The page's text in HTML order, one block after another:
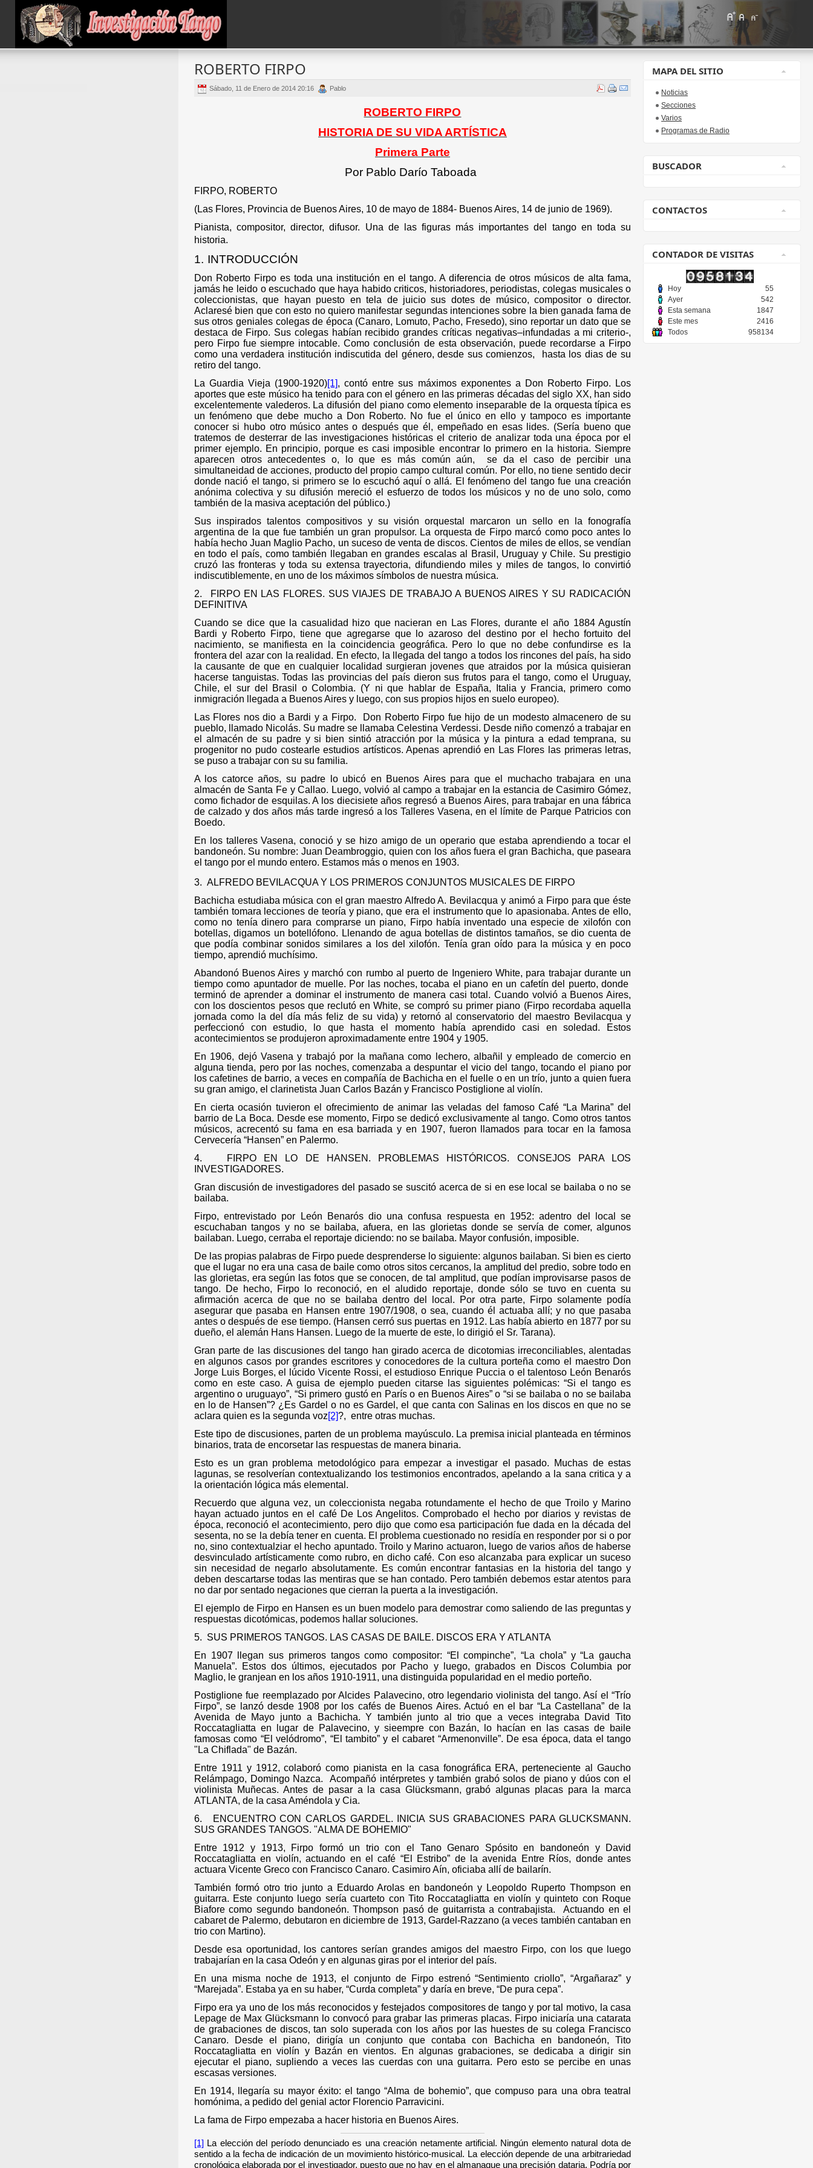
ROBERTO FIRPO
Sábado, 11 de Enero de 2014 20:16 Pablo
ROBERTO FIRPO
HISTORIA DE SU VIDA ARTÍSTICA
Primera Parte
Por Pablo Darío Taboada
FIRPO, ROBERTO
(Las Flores, Provincia de Buenos Aires, 10 de mayo de 1884- Buenos Aires, 14 de junio de 1969).
Pianista, compositor, director, difusor. Una de las figuras más importantes del tango en toda su
historia.
1. INTRODUCCIÓN
Don Roberto Firpo es toda una institución en el tango. A diferencia de otros músicos de alta fama,
jamás he leido o escuchado que haya habido criticos, historiadores, periodistas, colegas musicales o
coleccionistas, que hayan puesto en tela de juicio sus dotes de músico, compositor o director.
Aclaresé bien que con esto no quiero manifestar segundas intenciones sobre la bien ganada fama de
sus otros geniales colegas de época (Canaro, Lomuto, Pacho, Fresedo), sino reportar un dato que se
destaca de Firpo. Sus colegas habían recibido grandes críticas negativas–infundadas a mi criterio-,
pero Firpo fue siempre intocable. Como conclusión de esta observación, puede recordarse a Firpo
como una verdadera institución indiscutida del género, desde sus comienzos,
hasta los dias de su
retiro del tango.
La Guardia Vieja (1900-1920)[1], contó entre sus máximos exponentes a Don Roberto Firpo. Los
aportes que este músico ha tenido para con el género en las primeras décadas del siglo XX, han sido
excelentemente valederos. La difusión del piano como elemento inseparable de la orquesta típica es
un fenómeno que debe mucho a Don Roberto. No fue el único en ello y tampoco es importante
conocer si hubo otro músico antes o después que él, empeñado en esas lides. (Sería bueno que
tratemos de desterrar de las investigaciones históricas el criterio de analizar toda una época por el
primer ejemplo. En principio, porque es casi imposible encontrar lo primero en la historia. Siempre
aparecen otros antecedentes o, lo que es más común aún,
se da el caso de percibir una
simultaneidad de acciones, producto del propio campo cultural común. Por ello, no tiene sentido decir
donde nació el tango, si primero se lo escuchó aquí o allá. El fenómeno del tango fue una creación
anónima colectiva y su difusión mereció el esfuerzo de todos los músicos y no de uno solo, como
también de la masiva aceptación del público.)
Sus inspirados talentos compositivos y su visión orquestal marcaron un sello en la fonografía
argentina de la que fue también un gran propulsor. La orquesta de Firpo marcó como poco antes lo
había hecho Juan Maglio Pacho, un suceso de venta de discos. Cientos de miles de ellos, se vendían
en todo el país, como también llegaban en grandes escalas al Brasil, Uruguay y Chile. Su prestigio
cruzó las fronteras y toda su extensa trayectoria, difundiendo miles y miles de tangos, lo convirtió
indiscutiblemente, en uno de los máximos símbolos de nuestra música.
2.
FIRPO EN LAS FLORES. SUS VIAJES DE TRABAJO A BUENOS AIRES Y SU RADICACIÓN
DEFINITIVA
Cuando se dice que la casualidad hizo que nacieran en Las Flores, durante el año 1884 Agustín
Bardi y Roberto Firpo, tiene que agregarse que lo azaroso del destino por el hecho fortuito del
nacimiento, se manifiesta en la coincidencia geográfica. Pero lo que no debe confundirse es la
frontera del azar con la realidad. En efecto, la llegada del tango a todos los rincones del país, ha sido
la causante de que en cualquier localidad surgieran jovenes que atraidos por la música quisieran
hacerse tanguistas. Todas las provincias del país dieron sus frutos para el tango, como el Uruguay,
Chile, el sur del Brasil o Colombia. (Y ni que hablar de España, Italia y Francia, primero como
inmigración llegada a Buenos Aires y luego, con sus propios hijos en suelo europeo).
Las Flores nos dio a Bardi y a Firpo.
Don Roberto Firpo fue hijo de un modesto almacenero de su
pueblo, llamado Nicolás. Su madre se llamaba Celestina Verdessi. Desde niño comenzó a trabajar en
el almacén de su padre y si bien sintió atracción por la música y la pintura a edad temprana, su
progenitor no pudo costearle estudios artísticos. Apenas aprendió en Las Flores las primeras letras,
se puso a trabajar con su su familia.
A los catorce años, su padre lo ubicó en Buenos Aires para que el muchacho trabajara en una
almacén de Santa Fe y Callao. Luego, volvió al campo a trabajar en la estancia de Casimiro Gómez,
como fichador de esquilas. A los diecisiete años regresó a Buenos Aires, para trabajar en una fábrica
de calzado y dos años más tarde ingresó a los Talleres Vasena, en el límite de Parque Patricios con
Boedo.
En los talleres Vasena, conoció y se hizo amigo de un operario que estaba aprendiendo a tocar el
bandoneón. Su nombre: Juan Deambroggio, quien con los años fuera el gran Bachicha, que paseara
el tango por el mundo entero. Estamos más o menos en 1903.
3. ALFREDO BEVILACQUA Y LOS PRIMEROS CONJUNTOS MUSICALES DE FIRPO
Bachicha estudiaba música con el gran maestro Alfredo A. Bevilacqua y animó a Firpo para que éste
también tomara lecciones de teoría y piano, que era el instrumento que lo apasionaba. Antes de ello,
como no tenía dinero para comprarse un piano, Firpo había inventado una especie de xilofón con
botellas, digamos un botellófono. Llenando de agua botellas de distintos tamaños, se dio cuenta de
que podía combinar sonidos similares a los del xilofón. Tenía gran oído para la música y en poco
tiempo, aprendió muchísimo.
Abandonó Buenos Aires y marchó con rumbo al puerto de Ingeniero White, para trabajar durante un
tiempo como apuntador de muelle. Por las noches, tocaba el piano en un cafetín del puerto, donde
terminó de aprender a dominar el instrumento de manera casi total. Cuando volvió a Buenos Aires,
con los doscientos pesos que reclutó en White, se compró su primer piano (Firpo recordaba aquella
jornada como la del día más feliz de su vida) y retornó al conservatorio del maestro Bevilacqua y
perfeccionó con estudio, lo que hasta el momento había aprendido casi en soledad.
Estos
acontecimientos se produjeron aproximadamente entre 1904 y 1905.
En 1906, dejó Vasena y trabajó por la mañana como lechero, albañil y empleado de comercio en
alguna tienda, pero por las noches, comenzaba a despuntar el vicio del tango, tocando el piano por
los cafetines de barrio, a veces en compañía de Bachicha en el fuelle o en un trío, junto a quien fuera
su gran amigo, el clarinetista Juan Carlos Bazán y Francisco Postiglione al violín.
En cierta ocasión tuvieron el ofrecimiento de animar las veladas del famoso Café “La Marina” del
barrio de La Boca. Desde ese momento, Firpo se dedicó exclusivamente al tango. Como otros tantos
músicos, acrecentó su fama en esa barriada y en 1907, fueron llamados para tocar en la famosa
Cervecería “Hansen” en Palermo.
4.
FIRPO EN LO DE HANSEN. PROBLEMAS HISTÓRICOS. CONSEJOS PARA LOS
INVESTIGADORES.
Gran discusión de investigadores del pasado se suscitó acerca de si en ese local se bailaba o no se
bailaba.
Firpo, entrevistado por León Benarós dio una confusa respuesta en 1952: adentro del local se
escuchaban tangos y no se bailaba, afuera, en las glorietas donde se servía de comer, algunos
bailaban. Luego, cerraba el reportaje diciendo: no se bailaba. Mayor confusión, imposible.
De las propias palabras de Firpo puede desprenderse lo siguiente: algunos bailaban. Si bien es cierto
que el lugar no era una casa de baile como otros sitos cercanos, la amplitud del predio, sobre todo en
las glorietas, era según las fotos que se conocen, de tal amplitud, que podían improvisarse pasos de
tango. De hecho, Firpo lo reconoció, en el aludido reportaje, donde sólo se tuvo en cuenta su
afirmación acerca de que no se bailaba dentro del local. Por otra parte, Firpo solamente podía
asegurar que pasaba en Hansen entre 1907/1908, o sea, cuando él actuaba allí; y no que pasaba
antes o después de ese tiempo. (Hansen cerró sus puertas en 1912. Las había abierto en 1877 por su
dueño, el alemán Hans Hansen. Luego de la muerte de este, lo dirigió el Sr. Tarana).
Gran parte de las discusiones del tango han girado acerca de dicotomias irreconciliables, alentadas
en algunos casos por grandes escritores y conocedores de la cultura porteña como el maestro Don
Jorge Luis Borges, el lúcido Vicente Rossi, el estudioso Enrique Puccia o el talentoso León Benarós
como en este caso. A guisa de ejemplo pueden citarse las siguientes polémicas: “Si el tango es
argentino o uruguayo”, “Si primero gustó en París o en Buenos Aires” o “si se bailaba o no se bailaba
en lo de Hansen”? ¿Es Gardel o no es Gardel, el que canta con Salinas en los discos en que no se
aclara quien es la segunda voz[2]?, entre otras muchas.
Este tipo de discusiones, parten de un problema mayúsculo. La premisa inicial planteada en términos
binarios, trata de encorsetar las respuestas de manera binaria.
Esto es un gran problema metodológico para empezar a investigar el pasado.
Muchas de estas
lagunas, se resolverían contextualizando los testimonios encontrados, apelando a la sana critica y a
la orientación lógica más elemental.
Recuerdo que alguna vez, un coleccionista negaba rotundamente el hecho de que Troilo y Marino
hayan actuado juntos en el café De Los Angelitos. Comprobado el hecho por diarios y revistas de
época, reconoció el acontecimiento, pero dijo que como esa participación fue dada en la década del
sesenta, no se la debía tener en cuenta. El problema cuestionado no residía en responder por si o por
no, sino contextualziar el hecho apuntado. Troilo y Marino actuaron, luego de varios años de haberse
desvinculado artísticamente como rubro, en dicho café. Con eso alcanzaba para explicar un suceso
sin necesidad de negarlo absolutamente. Es común encontrar fantasias en la historia del tango y
deben descartarse todas las mentiras que se han contado. Pero también debemos estar atentos para
no dar por sentado negaciones que cierran la puerta a la investigación.
El ejemplo de Firpo en Hansen es un buen modelo para demostrar como saliendo de las preguntas y
respuestas dicotómicas, podemos hallar soluciones.
5. SUS PRIMEROS TANGOS. LAS CASAS DE BAILE. DISCOS ERAY ATLANTA
En 1907 llegan sus primeros tangos como compositor: “El compinche”, “La chola” y “La gaucha
Manuela”. Estos dos últimos, ejecutados por Pacho y luego, grabados en Discos Columbia por
Maglio, le granjean en los años 1910-1911, una distinguida popularidad en el medio porteño.
Postiglione fue reemplazado por Alcides Palavecino, otro legendario violinista del tango. Así el “Trío
Firpo”, se lanzó desde 1908 por los cafés de Buenos Aires. Actuó en el bar “La Castellana” de la
Avenida de Mayo junto a Bachicha. Y también junto al trio que a veces integraba David Tito
Roccatagliatta en lugar de Palavecino, y sieempre con Bazán, lo hacían en las casas de baile
famosas como “El velódromo”, “El tambito” y el cabaret “Armenonville”. De esa época, data el tango
"La Chiflada" de Bazán.
Entre 1911 y 1912, colaboró como pianista en la casa fonográfica ERA, perteneciente al Gaucho
Relámpago, Domingo Nazca.
Acompañó intérpretes y también grabó solos de piano y dúos con el
violinista Muñecas. Antes de pasar a la casa Glücksmann, grabó algunas placas para la marca
ATLANTA, de la casa Améndola y Cia.
6.
ENCUENTRO CON CARLOS GARDEL. INICIA SUS GRABACIONES PARA GLUCKSMANN.
SUS GRANDES TANGOS. "ALMA DE BOHEMIO"
Entre 1912 y 1913, Firpo formó un trio con el Tano Genaro Spósito en bandoneón y David
Roccatagliatta en violín, actuando en el café “El Estribo” de la avenida Entre Ríos, donde antes
actuara Vicente Greco con Francisco Canaro. Casimiro Aín, oficiaba allí de bailarín.
También formó otro trio junto a Eduardo Arolas en bandoneón y Leopoldo Ruperto Thompson en
guitarra. Este conjunto luego sería cuarteto con Tito Roccatagliatta en violín y quinteto con Roque
Biafore como segundo bandoneón. Thompson pasó de guitarrista a contrabajista.
Actuando en el
cabaret de Palermo, debutaron en diciembre de 1913, Gardel-Razzano (a veces también cantaban en
trio con Martino).
Desde esa oportunidad, los cantores serían grandes amigos del maestro Firpo, con los que luego
trabajarían en la casa Odeón y en algunas giras por el interior del país.
En una misma noche de 1913, el conjunto de Firpo estrenó “Sentimiento criollo”, “Argañaraz” y
“Marejada”. Estaba ya en su haber, “Curda completa” y daría en breve, “De pura cepa”.
Firpo era ya uno de los más reconocidos y festejados compositores de tango y por tal motivo, la casa
Lepage de Max Glücksmann lo convocó para grabar las primeras placas. Firpo iniciaría una catarata
de grabaciones de discos, tan solo superada con los años por las huestes de su colega Francisco
Canaro. Desde el piano, dirigía un conjunto que contaba con Bachicha en bandoneón, Tito
Roccatagliatta en violín y Bazán en vientos.
En algunas grabaciones, se dedicaba a dirigir sin
ejecutar el piano, supliendo a veces las cuerdas con una guitarra. Pero esto se percibe en unas
escasas versiones.
En 1914, llegaría su mayor éxito: el tango “Alma de bohemio”, que compuso para una obra teatral
homónima, a pedido del genial actor Florencio Parravicini.
La fama de Firpo empezaba a hacer historia en Buenos Aires.
[1]
La elección del período denunciado es una creación netamente artificial. Ningún elemento natural dota de
sentido a la fecha de indicación de un movimiento histórico-musical. La elección depende de una arbitrariedad
cronológica elaborada por el investigador, puesto que no hay en el almanaque una precisión dataria. Podría por
MAPA DEL SITIO
Noticias
Secciones
Varios
Programas de Radio
BUSCADOR
CONTACTOS
CONTADOR DE VISITAS
Hoy
55
Ayer
542
Esta semana
1847
Este mes
2416
Todos
958134